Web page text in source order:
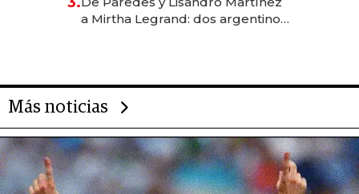
las marcas "fast premium"
a Mirtha Legrand: dos argentinos
Más noticias